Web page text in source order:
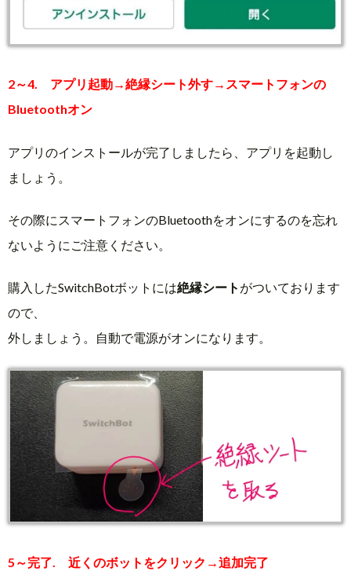
2～4. アプリ起動→絶縁シート外す→スマートフォンの
Bluetoothオン
アプリのインストールが完了しましたら、アプリを起動し
ましょう。
その際にスマートフォンのBluetoothをオンにするのを忘れ
ないようにご注意ください。
購入したSwitchBotボットには絶縁シート がついております
ので、
外しましょう。自動で電源がオンになります。
5～完了. 近くのボットをクリック→追加完了